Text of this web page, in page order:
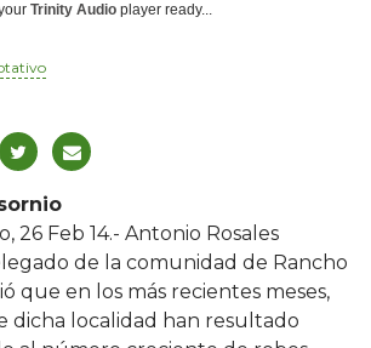
Trinity Audio player ready...
26 Feb 14.- Antonio Rosales
de la comunidad de Rancho
que en los más recientes meses,
dicha localidad han resultado